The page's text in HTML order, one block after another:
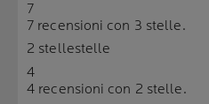
7
7 recensioni con 3 stelle.
2 stellestelle
4
4 recensioni con 2 stelle.